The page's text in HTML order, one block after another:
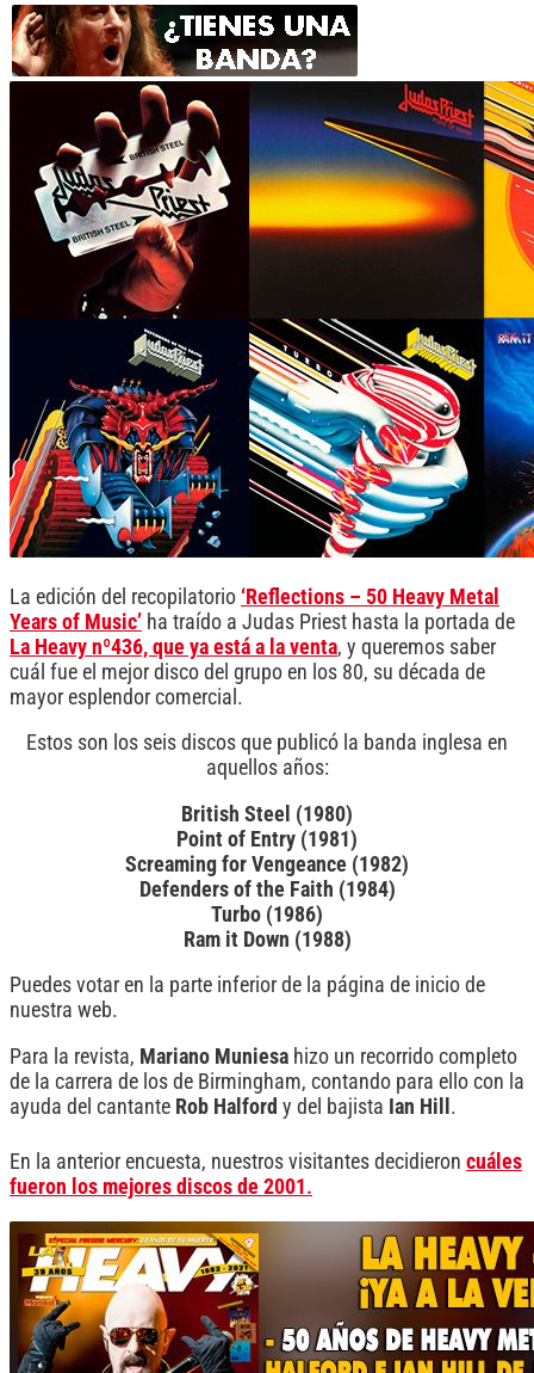
La edición del recopilatorio ‘Reflections – 50 Heavy Metal
Years of Music’ ha traído a Judas Priest hasta la portada de
La Heavy nº436, que ya está a la venta, y queremos saber
cuál fue el mejor disco del grupo en los 80, su década de
mayor esplendor comercial.
Estos son los seis discos que publicó la banda inglesa en
aquellos años:
British Steel (1980)
Point of Entry (1981)
Screaming for Vengeance (1982)
Defenders of the Faith (1984)
Turbo (1986)
Ram it Down (1988)
Puedes votar en la parte inferior de la página de inicio de
nuestra web.
Para la revista, Mariano Muniesa hizo un recorrido completo
de la carrera de los de Birmingham, contando para ello con la
ayuda del cantante Rob Halford y del bajista Ian Hill .
En la anterior encuesta, nuestros visitantes decidieron cuáles
fueron los mejores discos de 2001 .